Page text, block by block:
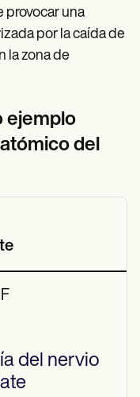
provocar una
por la caída de
la zona de
ejemplo
del
del nervio